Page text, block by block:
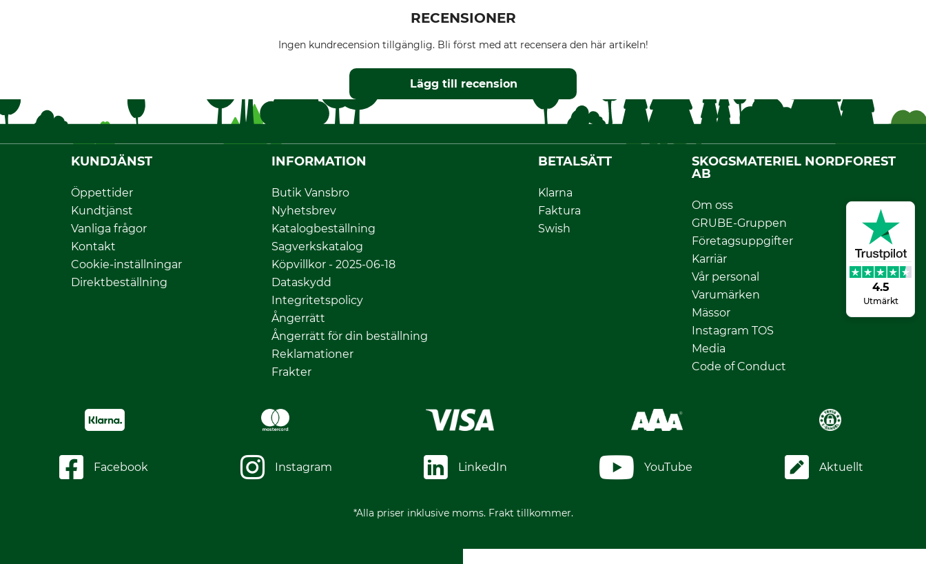
4.5
Utmärkt
RECENSIONER
Ingen kundrecension tillgänglig. Bli först med att recensera den här artikeln!
Lägg till recension
KUNDJÄNST
Öppettider
Kundtjänst
Vanliga frågor
Kontakt
Cookie-inställningar
Direktbeställning
INFORMATION
Butik Vansbro
Nyhetsbrev
Katalogbeställning
Sagverkskatalog
Köpvillkor - 2025-06-18
Dataskydd
Integritetspolicy
Ångerrätt
Ångerrätt för din beställning
Reklamationer
Frakter
BETALSÄTT
Klarna
Faktura
Swish
SKOGSMATERIEL NORDFOREST
AB
Om oss
GRUBE-Gruppen
Företagsuppgifter
Karriär
Vår personal
Varumärken
Mässor
Instagram TOS
Media
Code of Conduct
Facebook Instagram LinkedIn YouTube Aktuellt
*Alla priser inklusive moms. Frakt tillkommer.